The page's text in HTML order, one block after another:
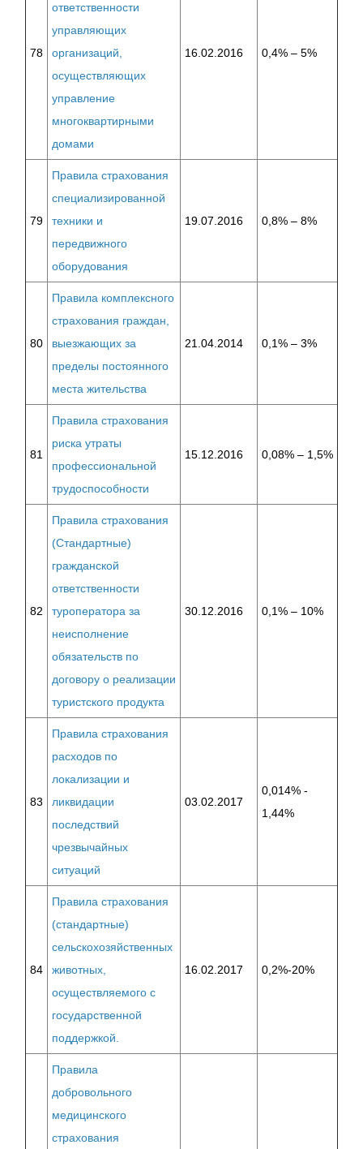
78
ответственности
управляющих
организаций,
осуществляющих
управление
многоквартирными
домами
16.02.2016 0,4% – 5%
79
Правила страхования
специализированной
техники и
передвижного
оборудования
19.07.2016 0,8% – 8%
80
Правила комплексного
страхования граждан,
выезжающих за
пределы постоянного
места жительства
21.04.2014 0,1% – 3%
81
Правила страхования
риска утраты
профессиональной
трудоспособности
15.12.2016 0,08% – 1,5%
82
Правила страхования
(Стандартные)
гражданской
ответственности
туроператора за
неисполнение
обязательств по
договору о реализации
туристского продукта
30.12.2016 0,1% – 10%
83
Правила страхования
расходов по
локализации и
ликвидации
последствий
чрезвычайных
ситуаций
03.02.2017
0,014% -
1,44%
84
Правила страхования
(стандартные)
сельскохозяйственных
животных,
осуществляемого с
государственной
поддержкой.
16.02.2017 0,2%-20%
Правила
добровольного
медицинского
страхования